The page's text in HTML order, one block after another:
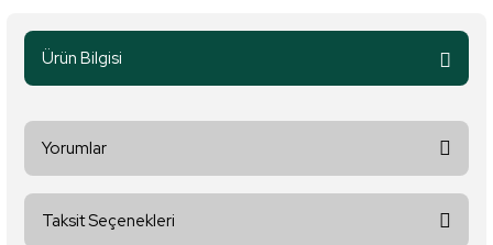
Ürün Bilgisi
Yorumlar
Taksit Seçenekleri